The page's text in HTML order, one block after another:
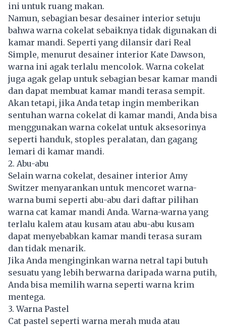
ini untuk ruang makan.
Namun, sebagian besar desainer interior setuju
bahwa warna cokelat sebaiknya tidak digunakan di
kamar mandi. Seperti yang dilansir dari Real
Simple, menurut desainer interior Kate Dawson,
warna ini agak terlalu mencolok. Warna cokelat
juga agak gelap untuk sebagian besar kamar mandi
dan dapat membuat kamar mandi terasa sempit.
Akan tetapi, jika Anda tetap ingin memberikan
sentuhan warna cokelat di kamar mandi, Anda bisa
menggunakan warna cokelat untuk aksesorinya
seperti handuk, stoples peralatan, dan gagang
lemari di kamar mandi.
2. Abu-abu
Selain warna cokelat, desainer interior Amy
Switzer menyarankan untuk mencoret warna-
warna bumi seperti abu-abu dari daftar pilihan
warna cat kamar mandi Anda. Warna-warna yang
terlalu kalem atau kusam atau abu-abu kusam
dapat menyebabkan kamar mandi terasa suram
dan tidak menarik.
Jika Anda menginginkan warna netral tapi butuh
sesuatu yang lebih berwarna daripada warna putih,
Anda bisa memilih warna seperti warna krim
mentega.
3. Warna Pastel
Cat pastel seperti warna merah muda atau